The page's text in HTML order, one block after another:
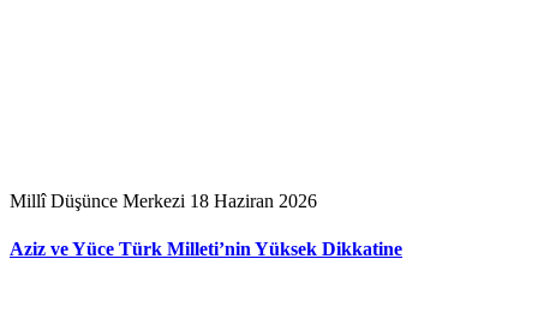
Millî Düşünce Merkezi 18 Haziran 2026
Aziz ve Yüce Türk Milleti’nin Yüksek Dikkatine